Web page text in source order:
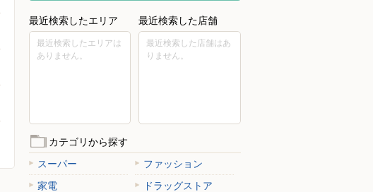
最近検索したエリア
最近検索したエリアは
ありません。
最近検索した店舗
最近検索した店舗はあ
りません。
カテゴリから探す
スーパー
ファッション
家電
ドラッグストア